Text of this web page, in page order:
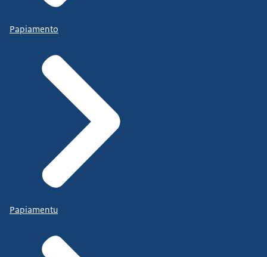
Papiamento
Papiamentu